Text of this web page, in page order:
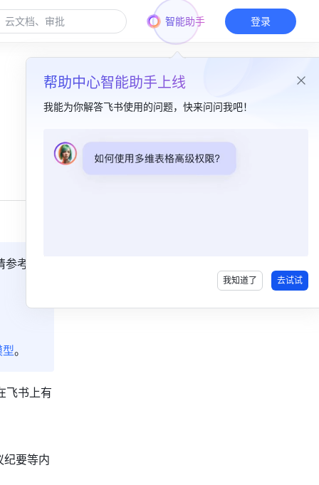
智能助手
帮助中心智能助手上线
我能为你解答飞书使用的问题，快来问问我吧！
我知道了 去试试
登录
参考
。
飞书上有
纪要等内
本篇目录